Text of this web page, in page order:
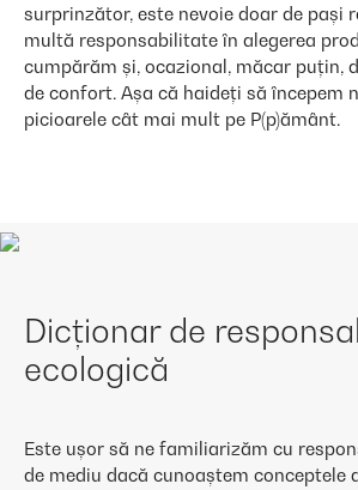
surprinzător, este nevoie doar de pași
multă responsabilitate în alegerea
cumpărăm și, ocazional, măcar puțin,
de confort. Așa că haideți să începem
picioarele cât mai mult pe P(p)ământ.
Dicționar de
ecologică
Este ușor să ne familiarizăm cu
de mediu dacă cunoaștem conceptele